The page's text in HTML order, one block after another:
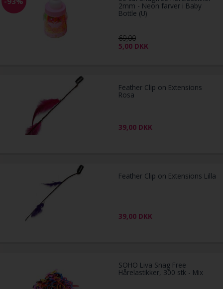
2mm - Neon farver i Baby
Bottle (U)
69,00
5,00 DKK
Feather Clip on Extensions
Rosa
39,00 DKK
Feather Clip on Extensions Lilla
39,00 DKK
SOHO Liva Snag Free
Hårelastikker, 300 stk - Mix